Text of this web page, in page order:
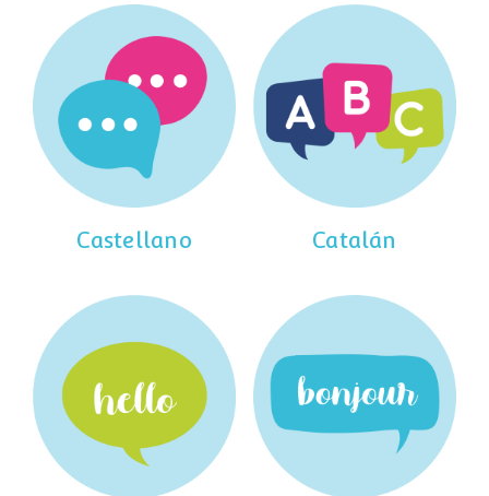
Castellano Catalán